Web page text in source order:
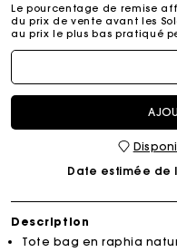
Le pourcentage de remise
du prix de vente avant les
au prix le plus bas pratiqué
Date estimée de
Description
Tote bag en raphia